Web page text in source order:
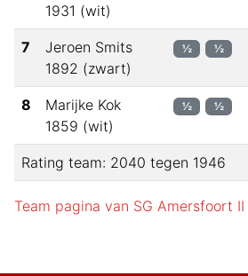
1931 (wit)
7
Jeroen Smits
1892 (zwart)
½ ½
8
Marijke Kok
1859 (wit)
½ ½
Rating team: 2040 tegen 1946
Team pagina van SG Amersfoort II